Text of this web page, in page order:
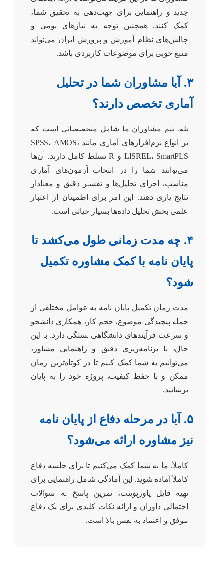
جدید و راهنمایی برای جهت‌دهی به تحقیق شما،
کمک کنند. همچنین توجه به نیازهای بومی و
چالش‌های نظام آموزش و پرورش ایران می‌تواند
منبع خوبی برای موضوعات کاربردی باشد.
۳. آیا مشاوران شما در تحلیل
آماری تخصص دارند؟
بله، تیم مشاوران ما شامل متخصصانی است که
بر انواع نرم‌افزارهای آماری مانند SPSS، AMOS،
LISREL، SmartPLS و R تسلط کامل دارند. آن‌ها
می‌توانند شما را در انتخاب آزمون‌های آماری
مناسب، اجرای تحلیل‌ها و تفسیر دقیق و معنادار
نتایج یاری دهند. این امر برای اطمینان از اعتبار
علمی بخش تحلیل داده‌ها بسیار حیاتی است.
۴. چه مدت زمانی طول می‌کشد تا
پایان نامه با کمک مشاوره تکمیل
شود؟
مدت زمان تکمیل پایان نامه به عوامل مختلفی از
جمله پیچیدگی موضوع، حجم کار، همکاری دانشجو
و سرعت فرآیندهای دانشگاهی بستگی دارد. با این
حال، با برنامه‌ریزی دقیق و راهنمایی مشاور،
می‌توانیم به شما کمک کنیم تا در کوتاه‌ترین زمان
ممکن و با حفظ کیفیت، پروژه خود را به پایان
برسانید.
۵. آیا در مرحله دفاع از پایان نامه
نیز مشاوره ارائه می‌شود؟
کاملاً. ما به شما کمک می‌کنیم تا برای جلسه دفاع
کاملاً آماده شوید. این آمادگی شامل راهنمایی برای
تهیه فایل پاورپوینت، تمرین پاسخ به سوالات
احتمالی داوران و ارائه نکات کلیدی برای یک دفاع
موفق و اعتماد به نفس بالا است.